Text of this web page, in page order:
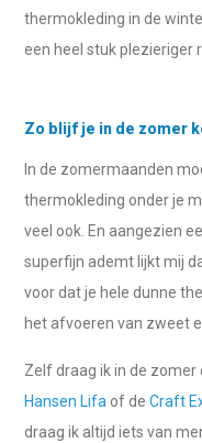
thermokleding in de
een heel stuk plezieriger
Zo blijf je in de zomer
In de zomermaanden
thermokleding onder je
veel ook. En aangezien
superfijn ademt lijkt mij
voor dat je hele dunne
het afvoeren van zweet
Zelf draag ik in de
Hansen Lifa of deCraft
draag ik altijd iets van